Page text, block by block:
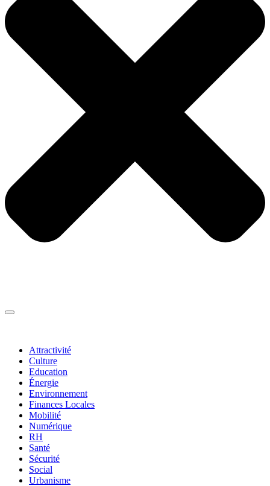
Attractivité
Culture
Education
Énergie
Environnement
Finances Locales
Mobilité
Numérique
RH
Santé
Sécurité
Social
Urbanisme